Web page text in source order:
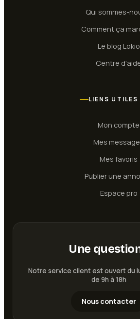
Qui sommes-
Comment ça
Le blog Lokio
Centre
LIENS UTILES
Mon compte
Mes
Mes favoris
Publier une
Espace pro
Une
Notre service client est ouvert du
de 9h à 18h
Nous contacter